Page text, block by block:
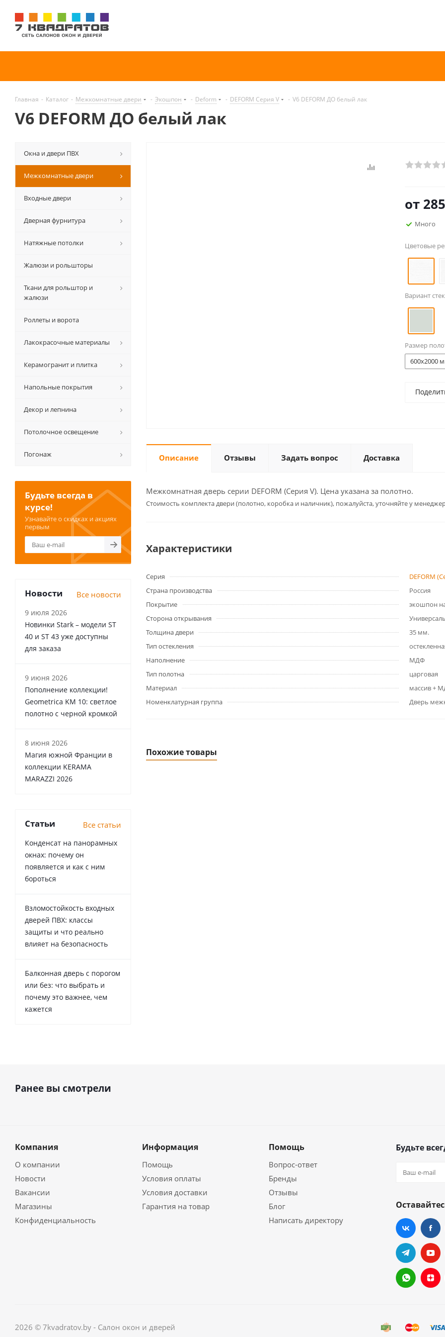
Главная - Каталог - Межкомнатные двери - Экошпон - Deform - DEFORM Серия V - V6 DEFORM ДО белый лак
V6 DEFORM ДО белый лак
от
Много
Цветовые
Вариант
Размер
600x2000
Описание Отзывы Задать вопрос Доставка
Межкомнатная дверь серии DEFORM (Серия V). Цена указана за полотно.
Cтоимость комплекта двери (полотно, коробка и наличник), пожалуйста, уточняйте у
Характеристики
Серия
DEFORM
Страна производства
Россия
Покрытие
экошпон
Сторона открывания
Толщина двери
35 мм.
Тип остекления
Наполнение
МДФ
Тип полотна
царговая
Материал
массив +
Номенклатурная группа
Дверь
Похожие товары
Окна и двери ПВХ
Межкомнатные двери
Входные двери
Дверная фурнитура
Натяжные потолки
Жалюзи и рольшторы
Ткани для рольштор и
жалюзи
Роллеты и ворота
Лакокрасочные материалы
Керамогранит и плитка
Напольные покрытия
Декор и лепнина
Потолочное освещение
Погонаж
Будьте всегда в
курсе!
Узнавайте о скидках и акциях
первым
Новости Все новости
9 июля 2026
Новинки Stark – модели ST
40 и ST 43 уже доступны
для заказа
9 июня 2026
Пополнение коллекции!
Geometrica KM 10: светлое
полотно с черной кромкой
8 июня 2026
Магия южной Франции в
коллекции KERAMA
MARAZZI 2026
Статьи Все статьи
Конденсат на панорамных
окнах: почему он
появляется и как с ним
бороться
Взломостойкость входных
дверей ПВХ: классы
защиты и что реально
влияет на безопасность
Балконная дверь с порогом
или без: что выбрать и
почему это важнее, чем
кажется
Ранее вы смотрели
Компания
О компании
Новости
Вакансии
Магазины
Конфиденциальность
Информация
Помощь
Условия оплаты
Условия доставки
Гарантия на товар
Помощь
Вопрос-ответ
Бренды
Отзывы
Блог
Написать директору
Будьте
2026 © 7kvadratov.by - Салон окон и дверей